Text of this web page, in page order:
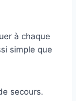
à chaque
simple que
secours.